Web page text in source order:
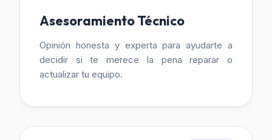
Asesoramiento Técnico
Opinión honesta y experta para ayudarte a
decidir si te merece la pena reparar o
actualizar tu equipo.